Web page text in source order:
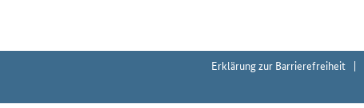
Erklärung zur Barrierefreiheit